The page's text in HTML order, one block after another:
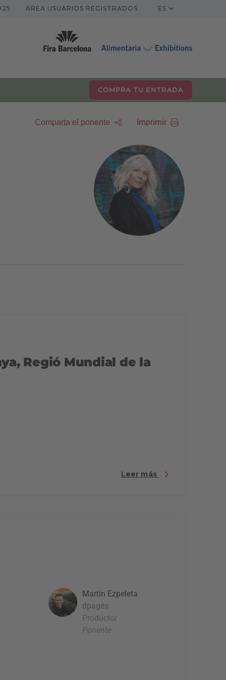
ÁREA USUARIOS REGISTRADOS ES
COMPRA TU ENTRADA
Comparta el ponente Imprimir
Regió Mundial de la
Leer más
Martín Ezpeleta
dpagès
Productor
Ponente